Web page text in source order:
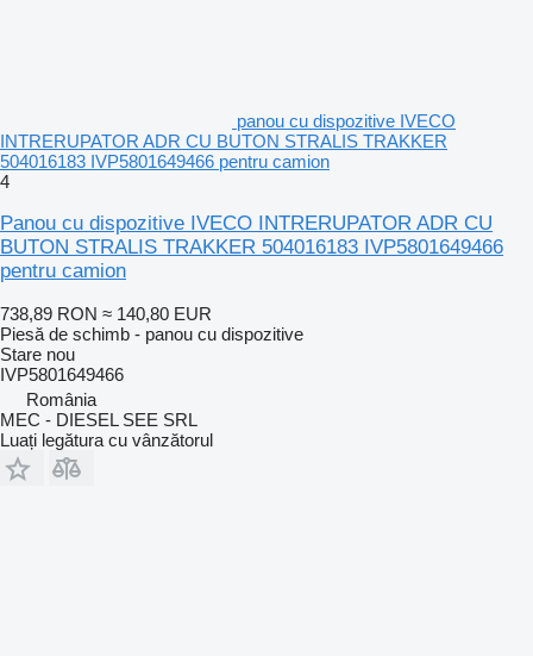
panou cu dispozitive IVECO
INTRERUPATOR ADR CU BUTON STRALIS TRAKKER
504016183 IVP5801649466 pentru camion
4
Panou cu dispozitive IVECO INTRERUPATOR ADR CU
BUTON STRALIS TRAKKER 504016183 IVP5801649466
pentru camion
738,89 RON ≈ 140,80 EUR
Piesă de schimb - panou cu dispozitive
Stare nou
IVP5801649466
România
MEC - DIESEL SEE SRL
Luați legătura cu vânzătorul